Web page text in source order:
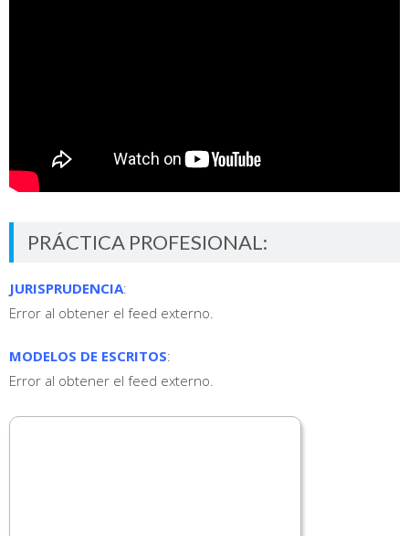
PRÁCTICA PROFESIONAL:
JURISPRUDENCIA:
Error al obtener el feed externo.
MODELOS DE ESCRITOS:
Error al obtener el feed externo.